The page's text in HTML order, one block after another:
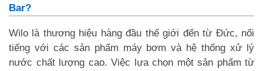
Bar?
Wilo là thương hiệu hàng đầu thế giới đến từ Đức, nổi
tiếng với các sản phẩm máy bơm và hệ thống xử lý
nước chất lượng cao. Việc lựa chọn một sản phẩm từ